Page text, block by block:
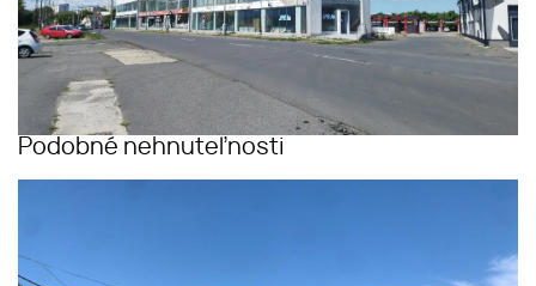
Podobné nehnuteľnosti